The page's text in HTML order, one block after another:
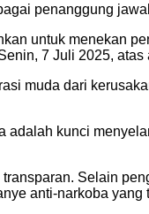
penanggung
untuk menekan
7 Juli 2025,
muda dari
kunci
Selain
anti-narkoba